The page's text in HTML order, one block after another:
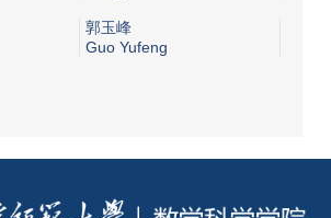
郭玉峰
Guo Yufeng